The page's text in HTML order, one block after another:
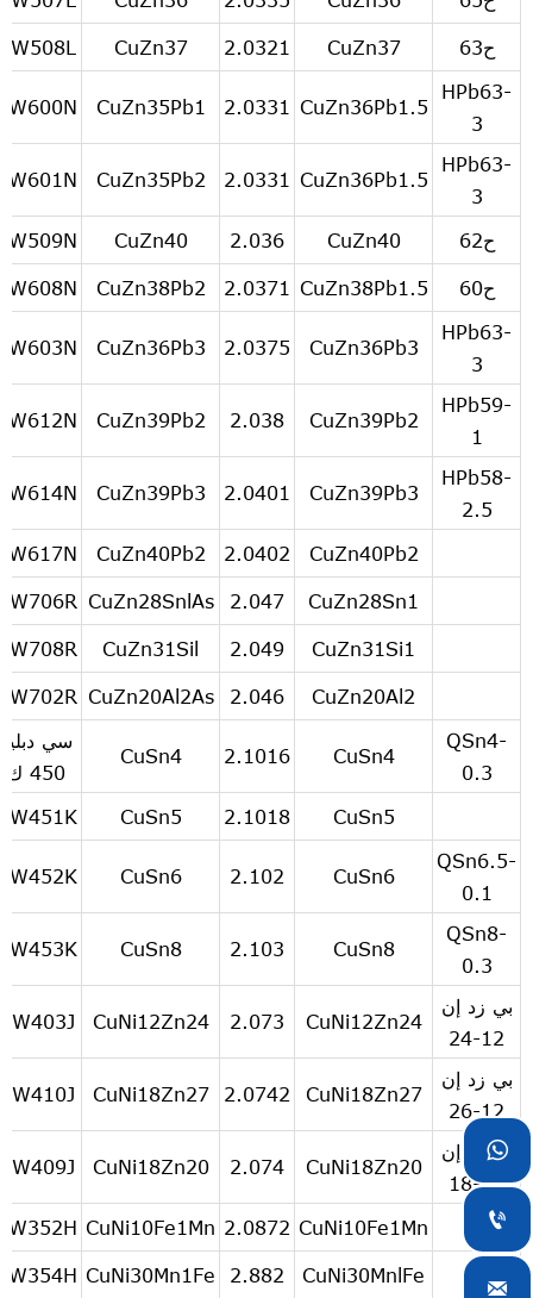
ح63 CuZn37
2.0321
CuZn37
HPb63-
3
CuZn36Pb1.5
2.0331
CuZn35Pb1
HPb63-
3
CuZn36Pb1.5
2.0331
CuZn35Pb2
ح62 CuZn40
2.036
CuZn40
ح60 CuZn38Pb1.5
2.0371
CuZn38Pb2
HPb63-
3
CuZn36Pb3
2.0375
CuZn36Pb3
HPb59-
1
CuZn39Pb2
2.038
CuZn39Pb2
HPb58-
2.5
CuZn39Pb3
2.0401
CuZn39Pb3
CuZn40Pb2
2.0402
CuZn40Pb2
CuZn28Sn1
2.047
CuZn28SnlAs
CuZn31Si1
2.049
CuZn31Sil
CuZn20Al2
2.046
CuZn20Al2As
QSn4-
0.3
CuSn4
2.1016
CuSn4
سي دبليو
450 ك
CuSn5
2.1018
CuSn5
QSn6.5-
0.1
CuSn6
2.102
CuSn6
QSn8-
0.3
CuSn8
2.103
CuSn8
بي زد إن
12-24
CuNi12Zn24
2.073
CuNi12Zn24
بي زد إن
12-26
CuNi18Zn27
2.0742
CuNi18Zn27
بي زد إن
18-18
CuNi18Zn20
2.074
CuNi18Zn20
CuNi10Fe1Mn
2.0872
CuNi10Fe1Mn
CuNi30MnlFe
2.882
CuNi30Mn1Fe


